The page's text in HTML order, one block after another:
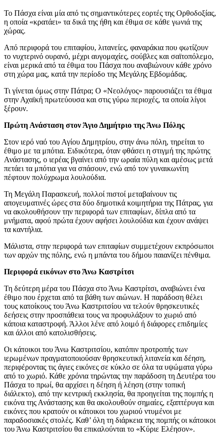
Το Πάσχα είναι μία από τις σημαντικότερες εορτές της Ορθοδοξίας,
η οποία «κρατάει» τα δικά της ήθη και έθιμα σε κάθε γωνιά της
χώρας.
Από περιφορά του επιταφίου, λιτανείες, φαναράκια που φωτίζουν
το νυχτερινό ουρανό, μέχρι αυγομαχίες, σούβλες και σαϊτοπόλεμο,
είναι μερικά από τα έθιμα του Πάσχα που αναβιώνουν κάθε χρόνο
στη χώρα μας, κατά την περίοδο της Μεγάλης Εβδομάδας.
Τι γίνεται όμως στην Πάτρα; Ο «Νεολόγος» παρουσιάζει τα έθιμα
στην Αχαϊκή πρωτεύουσα και στις γύρω περιοχές, τα οποία λίγοι
ξέρουν.
Πρώτη Ανάσταση στον Άγιο Δημήτριο της Άνω Πόλης
Στον ιερό ναό του Αγίου Δημητρίου, στην άνω πόλη, τηρείται το
έθιμο με τα μπότια. Ειδικότερα, όταν φθάσει η στιγμή της πρώτης
Ανάστασης, ο ιερέας βγαίνει από την ωραία πύλη και αμέσως μετά
πετάει τα μπότια για να σπάσουν, ενώ από τον γυναικωνίτη
πέφτουν πολύχρωμα λουλούδια.
Τη Μεγάλη Παρασκευή, πολλοί πιστοί μεταβαίνουν τις
απογευματινές ώρες στα δύο δημοτικά κοιμητήρια της Πάτρας, για
να ακολουθήσουν την περιφορά των επιταφίων, δίπλα από τα
μνήματα, αφού πρώτα έχουν αφήσει λουλούδια και έχουν ανάψει
τα καντήλια.
Μάλιστα, στην περιφορά των επιταφίων συμμετέχουν εκπρόσωποι
των αρχών της πόλης, ενώ η μπάντα του δήμου παιανίζει πένθιμα.
Περιφορά εικόνων στο Άνω Καστρίτσι
Τη δεύτερη μέρα του Πάσχα στο Άνω Καστρίτσι, αναβιώνει ένα
έθιμο που έρχεται από τα βάθη των αιώνων. Η παράδοση θέλει
τους κατοίκους του Άνω Καστριτσίου να τελούν θρησκευτικές
δεήσεις στην προσπάθεια τους να προφυλάξουν το χωριό από
κάποια καταστροφή. Άλλοι λένε από λοιμό ή διάφορες επιδημίες
και άλλοι από κατολισθήσεις.
Οι κάτοικοι του Άνω Καστριτσίου, κατόπιν προτροπής των
ιερωμένων πραγματοποιούσαν θρησκευτική λιτανεία και δέηση,
περιφέροντας τις άγιες εικόνες σε κύκλο σε όλα τα υψώματα γύρω
από το χωριό. Κάθε χρόνια τηρώντας την παράδοση τη Δευτέρα του
Πάσχα το πρωί, θα αρχίσει η δέηση ή λέηση (στην τοπική
διάλεκτο), από την κεντρική εκκλησία, θα προηγείται της πομπής η
εικόνα της Ανάστασης και θα ακολουθούν σημαίες, εξαπτέρυγα και
εικόνες που κρατούν οι κάτοικοι του χωριού ντυμένοι με
παραδοσιακές στολές. Καθ’ όλη τη διάρκεια της πομπής οι κάτοικοι
του Άνω Καστριτσίου θα επικαλούνται το «Κύριε Ελέησον».